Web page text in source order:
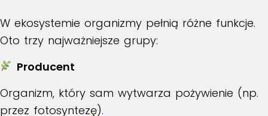
W ekosystemie organizmy pełnią różne funkcje.
Oto trzy najważniejsze grupy:
Producent
Organizm, który sam wytwarza pożywienie (np.
przez fotosyntezę).